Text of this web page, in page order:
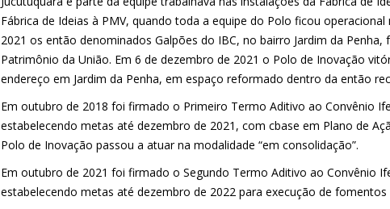
Fábrica de Ideias à PMV, quando toda a equipe do Polo ficou
2021 os então denominados Galpões do IBC, no bairro Jardim da
Patrimônio da União. Em 6 de dezembro de 2021 o Polo de Inovação
endereço em Jardim da Penha, em espaço reformado dentro da então
Em outubro de 2018 foi firmado o Primeiro Termo Aditivo ao Convênio
estabelecendo metas até dezembro de 2021, com cbase em Plano de
Polo de Inovação passou a atuar na modalidade “em consolidação”.
Em outubro de 2021 foi firmado o Segundo Termo Aditivo ao Convênio
estabelecendo metas até dezembro de 2022 para execução de fomentos